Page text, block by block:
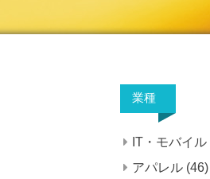
業種
IT・モバイル
アパレル (46)